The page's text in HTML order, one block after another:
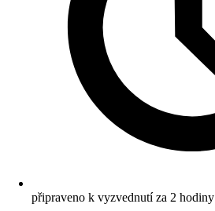
připraveno k vyzvednutí za 2 hodiny